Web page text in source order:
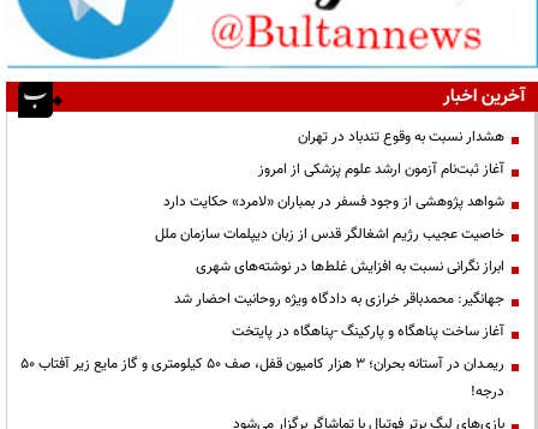
آخرین اخبار
هشدار نسبت به وقوع تندباد در تهران
آغاز ثبت‌نام آزمون ارشد علوم پزشکی از امروز
شواهد پژوهشی از وجود فسفر در بمباران «لامرد» حکایت دارد
خاصیت عجیب رژیم اشغالگر قدس از زبان دیپلمات سازمان ملل
ابراز نگرانی نسبت به افزایش غلط‌ها در نوشته‌های شهری
جهانگیر: محمدباقر خرازی به دادگاه ویژه روحانیت احضار شد
آغاز ساخت پناهگاه و پارکینگ -پناهگاه در پایتخت
ریمـدان در آستانه بحران؛ ۳ هزار کامیون قفل، صف ۵۰ کیلومتری و گاز مایع زیر آفتاب ۵۰
درجه!
بازی‌های لیگ برتر فوتبال با تماشاگر برگزار می‌شود